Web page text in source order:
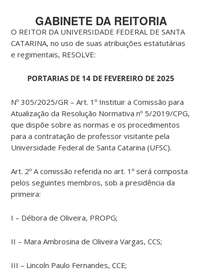
GABINETE DA REITORIA
O REITOR DA UNIVERSIDADE FEDERAL DE SANTA
CATARINA, no uso de suas atribuições estatutárias
e regimentais, RESOLVE:
PORTARIAS DE 14 DE FEVEREIRO DE 2025
Nº 305/2025/GR – Art. 1º Instituir a Comissão para
Atualização da Resolução Normativa nº 5/2019/CPG,
que dispõe sobre as normas e os procedimentos
para a contratação de professor visitante pela
Universidade Federal de Santa Catarina (UFSC).
Art. 2º A comissão referida no art. 1º será composta
pelos seguintes membros, sob a presidência da
primeira:
I – Débora de Oliveira, PROPG;
II – Mara Ambrosina de Oliveira Vargas, CCS;
III – Lincoln Paulo Fernandes, CCE;